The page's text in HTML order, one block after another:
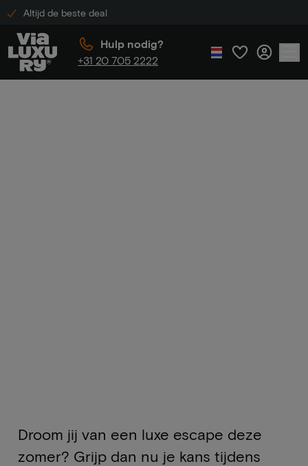
Altijd de beste deal
Hulp nodig?
+31 20 705 2222
Droom jij van een luxe escape deze
zomer? Grijp dan nu je kans tijdens